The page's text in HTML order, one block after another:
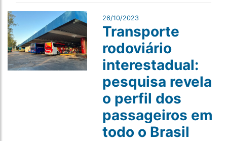
26/10/2023
Transporte
rodoviário
interestadual:
pesquisa revela
o perfil dos
passageiros em
todo o Brasil